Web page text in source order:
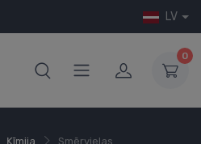
LV
0
Ķīmija Smērvielas